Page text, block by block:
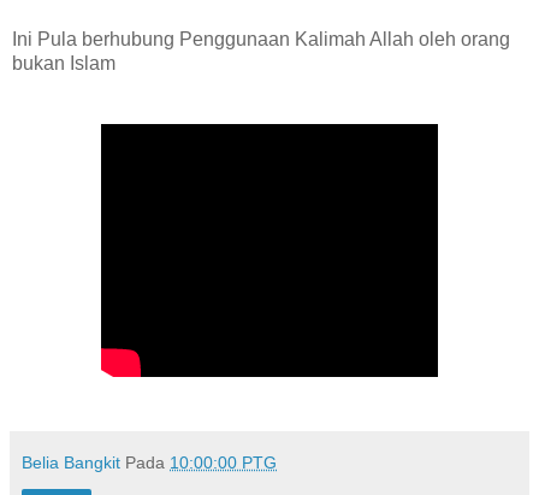
Ini Pula berhubung Penggunaan Kalimah Allah oleh orang
bukan Islam
Belia Bangkit Pada 10:00:00 PTG